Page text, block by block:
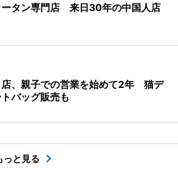
ータン専門店 来日30年の中国人店
店、親子での営業を始めて2年 猫デ
バッグ販売も
っと見る